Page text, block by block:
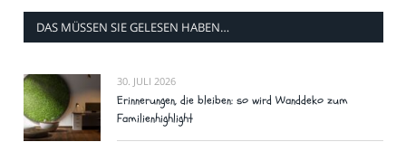
DAS MÜSSEN SIE GELESEN HABEN…
30. JULI 2026
Erinnerungen, die bleiben: so wird Wanddeko zum
Familienhighlight